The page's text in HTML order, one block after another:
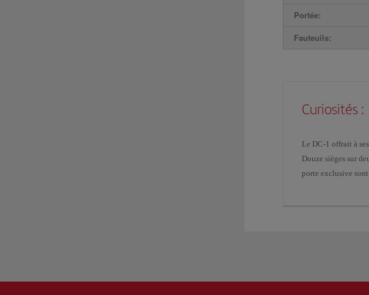
Portée:
Fauteuils:
Curiosités :
Le DC-1 offrait à
Douze sièges sur
porte exclusive